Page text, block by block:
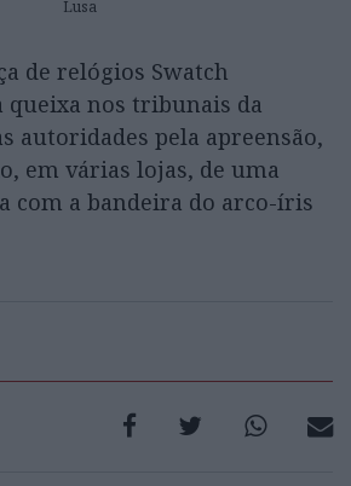
Lusa
de relógios Swatch
queixa nos tribunais da
autoridades pela apreensão,
em várias lojas, de uma
com a bandeira do arco-íris